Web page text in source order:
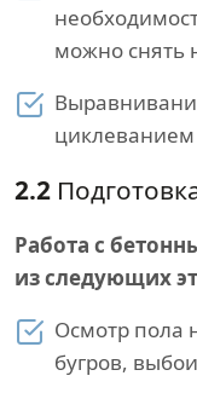
можно снять
2.2
Работа с
из следующих
Осмотр пола
бугров,